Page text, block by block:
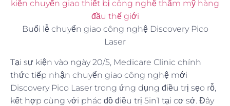
Buổi lễ chuyển giao công nghệ Discovery Pico
Laser
Tại sự kiện vào ngày 20/5, Medicare Clinic chính
thức tiếp nhận chuyển giao công nghệ mới
Discovery Pico Laser trong ứng dụng điều trị sẹo rỗ,
kết hợp cùng với phác đồ điều trị 5in1 tại cơ sở. Đây